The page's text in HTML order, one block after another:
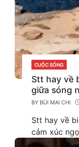
CATEGORIES
CUỘC SỐNG
Stt hay về
giữa sóng
BY BÙI MAI CHI
Stt hay về
cảm xúc